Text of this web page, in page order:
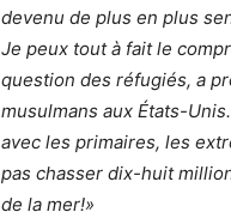
devenu de plus en plus
Je peux tout à fait le
question des réfugiés, a
musulmans aux États-
avec les primaires, les
pas chasser dix-huit
de la mer!»